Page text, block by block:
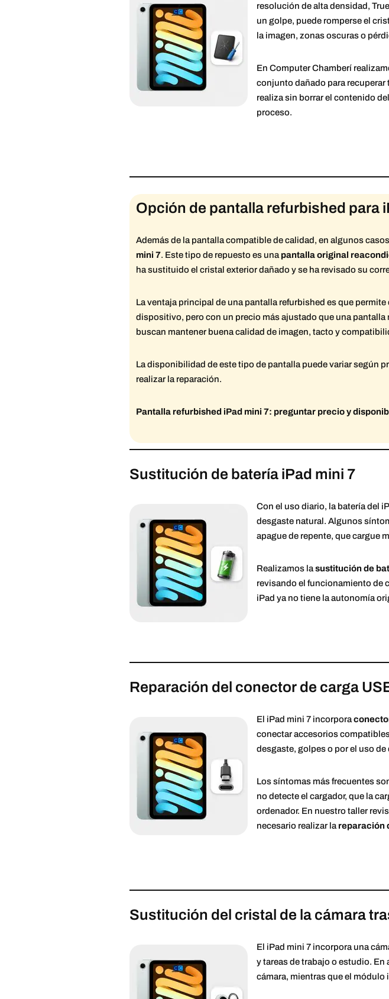
resolución de alta densidad,
un golpe, puede romperse el
la imagen, zonas oscuras o
En Computer Chamberí
conjunto dañado para
realiza sin borrar el contenido
proceso.
Opción de pantalla refurbished para
Además de la pantalla compatible de calidad, en algunos
mini 7. Este tipo de repuesto es una pantalla original
ha sustituido el cristal exterior dañado y se ha revisado su
La ventaja principal de una pantalla refurbished es que
dispositivo, pero con un precio más ajustado que una
buscan mantener buena calidad de imagen, tacto y
La disponibilidad de este tipo de pantalla puede variar según
realizar la reparación.
Pantalla refurbished iPad mini 7: preguntar precio y
Sustitución de batería iPad mini 7
Con el uso diario, la batería del
desgaste natural. Algunos
apague de repente, que cargue
Realizamos lasustitución de
revisando el funcionamiento de
iPad ya no tiene la autonomía
Reparación del conector de carga
El iPad mini 7 incorpora
conectar accesorios
desgaste, golpes o por el uso
Los síntomas más frecuentes
no detecte el cargador, que la
ordenador. En nuestro taller
necesario realizar lareparación
Sustitución del cristal de la cámara
El iPad mini 7 incorpora una
y tareas de trabajo o estudio.
cámara, mientras que el